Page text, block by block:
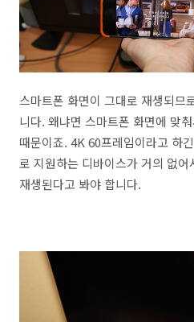
스마트폰 화면이 그대로 재생되므
니다. 왜냐면 스마트폰 화면에 맞
때문이죠. 4K 60프레임이라고 하
로 지원하는 디바이스가 거의 없
재생된다고 봐야 합니다.